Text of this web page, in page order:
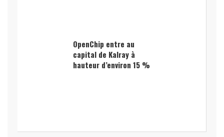
OpenChip entre au
capital de Kalray à
hauteur d’environ 15 %